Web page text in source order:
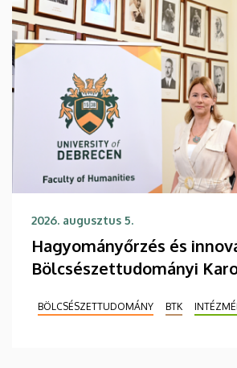
2026. augusztus 5.
Hagyományőrzés és
Bölcsészettudományi
BÖLCSÉSZETTUDOMÁNY BTK